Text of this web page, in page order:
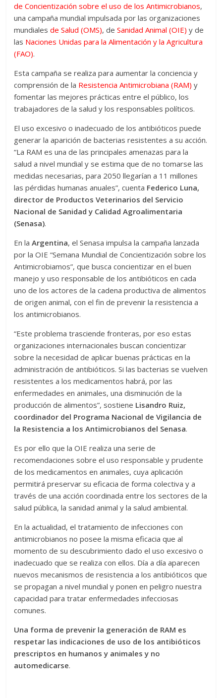
de Concientización sobre el uso de los Antimicrobianos,
una campaña mundial impulsada por las organizaciones
mundialesde Salud (OMS), deSanidad Animal (OIE) y de
las Naciones Unidas para la Alimentación y la Agricultura
(FAO).
Esta campaña se realiza para aumentar la conciencia y
comprensión de la Resistencia Antimicrobiana (RAM) y
fomentar las mejores prácticas entre el público, los
trabajadores de la salud y los responsables políticos.
El uso excesivo o inadecuado de los antibióticos puede
generar la aparición de bacterias resistentes a su acción.
“La RAM es una de las principales amenazas para la
salud a nivel mundial y se estima que de no tomarse las
medidas necesarias, para 2050 llegarían a 11 millones
las pérdidas humanas anuales”, cuenta Federico Luna,
director de Productos Veterinarios del Servicio
Nacional de Sanidad y Calidad Agroalimentaria
(Senasa).
En laArgentina, el Senasa impulsa la campaña lanzada
por la OIE “Semana Mundial de Concientización sobre los
Antimicrobiamos”, que busca concientizar en el buen
manejo y uso responsable de los antibióticos en cada
uno de los actores de la cadena productiva de alimentos
de origen animal, con el fin de prevenir la resistencia a
los antimicrobianos.
“Este problema trasciende fronteras, por eso estas
organizaciones internacionales buscan concientizar
sobre la necesidad de aplicar buenas prácticas en la
administración de antibióticos. Si las bacterias se vuelven
resistentes a los medicamentos habrá, por las
enfermedades en animales, una disminución de la
producción de alimentos”, sostiene Lisandro Ruiz,
coordinador del Programa Nacional de Vigilancia de
la Resistencia a los Antimicrobianos del Senasa.
Es por ello que la OIE realiza una serie de
recomendaciones sobre el uso responsable y prudente
de los medicamentos en animales, cuya aplicación
permitirá preservar su eficacia de forma colectiva y a
través de una acción coordinada entre los sectores de la
salud pública, la sanidad animal y la salud ambiental.
En la actualidad, el tratamiento de infecciones con
antimicrobianos no posee la misma eficacia que al
momento de su descubrimiento dado el uso excesivo o
inadecuado que se realiza con ellos. Día a día aparecen
nuevos mecanismos de resistencia a los antibióticos que
se propagan a nivel mundial y ponen en peligro nuestra
capacidad para tratar enfermedades infecciosas
comunes.
Una forma de prevenir la generación de RAM es
respetar las indicaciones de uso de los antibióticos
prescriptos en humanos y animales y no
automedicarse.